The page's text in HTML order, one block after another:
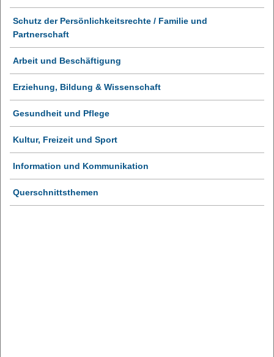
Schutz der Persönlichkeitsrechte / Familie und
Partnerschaft
Arbeit und Beschäftigung
Erziehung, Bildung & Wissenschaft
Gesundheit und Pflege
Kultur, Freizeit und Sport
Information und Kommunikation
Querschnittsthemen